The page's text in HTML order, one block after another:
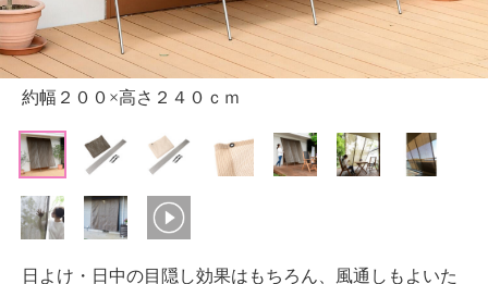
約幅２００×高さ２４０ｃｍ
日よけ・日中の目隠し効果はもちろん、風通しもよいた